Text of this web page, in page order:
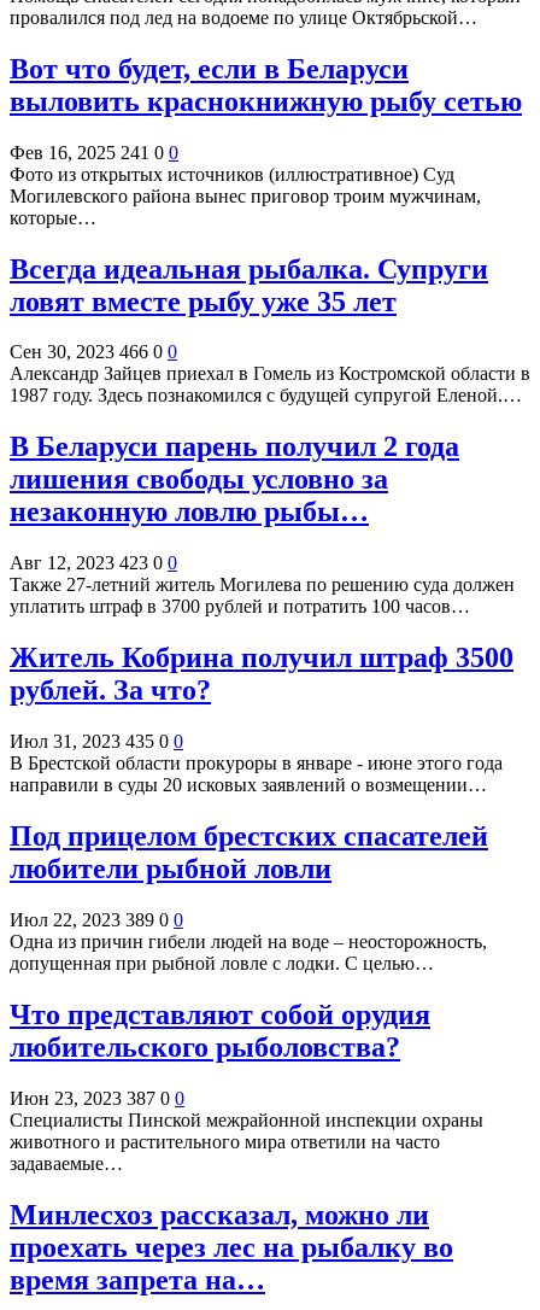
провалился под лед на водоеме по улице Октябрьской…
Вот что будет, если в Беларуси
выловить краснокнижную рыбу сетью
Фев 16, 2025 241 0 0
Фото из открытых источников (иллюстративное) Суд
Могилевского района вынес приговор троим мужчинам,
которые…
Всегда идеальная рыбалка. Супруги
ловят вместе рыбу уже 35 лет
Сен 30, 2023 466 0 0
Александр Зайцев приехал в Гомель из Костромской области в
1987 году. Здесь познакомился с будущей супругой Еленой.…
В Беларуси парень получил 2 года
лишения свободы условно за
незаконную ловлю рыбы…
Авг 12, 2023 423 0 0
Также 27-летний житель Могилева по решению суда должен
уплатить штраф в 3700 рублей и потратить 100 часов…
Житель Кобрина получил штраф 3500
рублей. За что?
Июл 31, 2023 435 0 0
В Брестской области прокуроры в январе - июне этого года
направили в суды 20 исковых заявлений о возмещении…
Под прицелом брестских спасателей
любители рыбной ловли
Июл 22, 2023 389 0 0
Одна из причин гибели людей на воде – неосторожность,
допущенная при рыбной ловле с лодки. С целью…
Что представляют собой орудия
любительского рыболовства?
Июн 23, 2023 387 0 0
Специалисты Пинской межрайонной инспекции охраны
животного и растительного мира ответили на часто
задаваемые…
Минлесхоз рассказал, можно ли
проехать через лес на рыбалку во
время запрета на…